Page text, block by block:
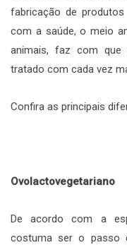
fabricação de
com a saúde, o meio
animais, faz com
tratado com cada vez
Confira as principais
Ovolactovegetariano
De acordo com a
costuma ser o passo